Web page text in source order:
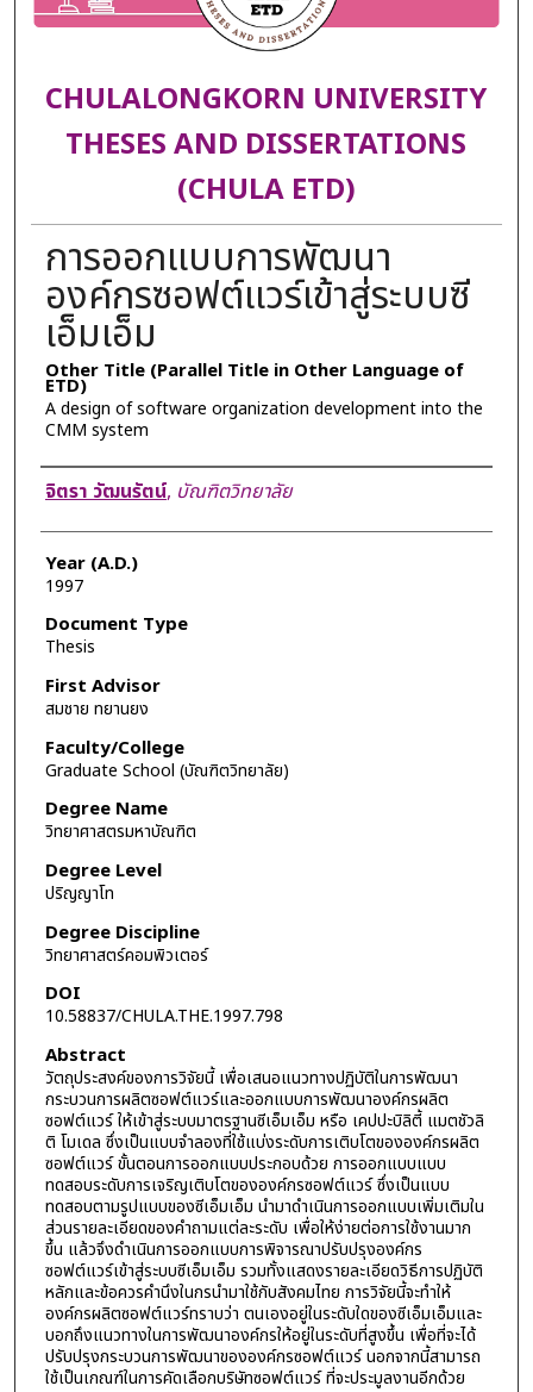
CHULALONGKORN UNIVERSITY
THESES AND DISSERTATIONS
(CHULA ETD)
การออกแบบการพัฒนา
องค์กรซอฟต์แวร์เข้าสู่ระบบซี
เอ็มเอ็ม
Other Title (Parallel Title in Other Language of
ETD)
A design of software organization development into the
CMM system
Author
จิตรา วัฒนรัตน์, บัณฑิตวิทยาลัย
Year (A.D.)
1997
Document Type
Thesis
First Advisor
สมชาย ทยานยง
Faculty/College
Graduate School (บัณฑิตวิทยาลัย)
Degree Name
วิทยาศาสตรมหาบัณฑิต
Degree Level
ปริญญาโท
Degree Discipline
วิทยาศาสตร์คอมพิวเตอร์
DOI
10.58837/CHULA.THE.1997.798
Abstract
วัตถุประสงค์ของการวิจัยนี้ เพื่อเสนอแนวทางปฏิบัติในการพัฒนา
กระบวนการผลิตซอฟต์แวร์และออกแบบการพัฒนาองค์กรผลิต
ซอฟต์แวร์ ให้เข้าสู่ระบบมาตรฐานซีเอ็มเอ็ม หรือ เคปปะบิลิตี้ แมตชัวลิ
ติ โมเดล ซึ่งเป็นแบบจำลองที่ใช้แบ่งระดับการเติบโตขององค์กรผลิต
ซอฟต์แวร์ ขั้นตอนการออกแบบประกอบด้วย การออกแบบแบบ
ทดสอบระดับการเจริญเติบโตขององค์กรซอฟต์แวร์ ซึ่งเป็นแบบ
ทดสอบตามรูปแบบของซีเอ็มเอ็ม นำมาดำเนินการออกแบบเพิ่มเติมใน
ส่วนรายละเอียดของคำถามแต่ละระดับ เพื่อให้ง่ายต่อการใช้งานมาก
ขึ้น แล้วจึงดำเนินการออกแบบการพิจารณาปรับปรุงองค์กร
ซอฟต์แวร์เข้าสู่ระบบซีเอ็มเอ็ม รวมทั้งแสดงรายละเอียดวิธีการปฏิบัติ
หลักและข้อควรคำนึงในกรนำมาใช้กับสังคมไทย การวิจัยนี้จะทำให้
องค์กรผลิตซอฟต์แวร์ทราบว่า ตนเองอยู่ในระดับใดของซีเอ็มเอ็มและ
บอกถึงแนวทางในการพัฒนาองค์กรให้อยู่ในระดับที่สูงขึ้น เพื่อที่จะได้
ปรับปรุงกระบวนการพัฒนาขององค์กรซอฟต์แวร์ นอกจากนี้สามารถ
ใช้เป็นเกณฑ์ในการคัดเลือกบริษัทซอฟต์แวร์ ที่จะประมูลงานอีกด้วย